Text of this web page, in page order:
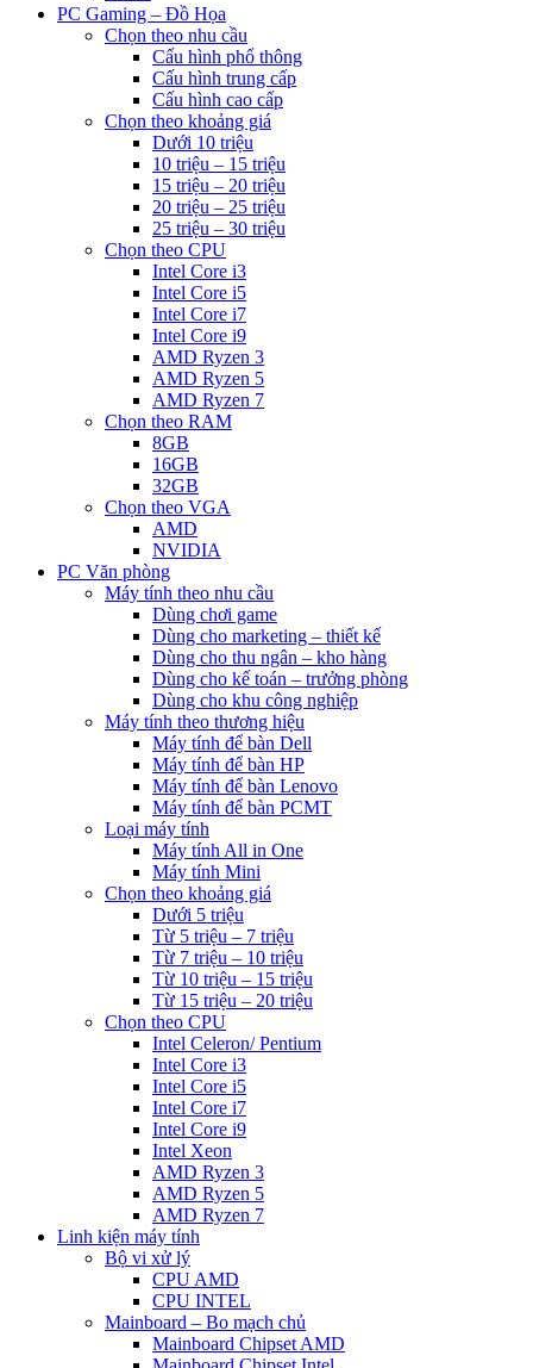
PC Gaming – Đồ Họa
Chọn theo nhu cầu
Cấu hình phổ thông
Cấu hình trung cấp
Cấu hình cao cấp
Chọn theo khoảng giá
Dưới 10 triệu
10 triệu – 15 triệu
15 triệu – 20 triệu
20 triệu – 25 triệu
25 triệu – 30 triệu
Chọn theo CPU
Intel Core i3
Intel Core i5
Intel Core i7
Intel Core i9
AMD Ryzen 3
AMD Ryzen 5
AMD Ryzen 7
Chọn theo RAM
8GB
16GB
32GB
Chọn theo VGA
AMD
NVIDIA
PC Văn phòng
Máy tính theo nhu cầu
Dùng chơi game
Dùng cho marketing – thiết kế
Dùng cho thu ngân – kho hàng
Dùng cho kế toán – trưởng phòng
Dùng cho khu công nghiệp
Máy tính theo thương hiệu
Máy tính để bàn Dell
Máy tính để bàn HP
Máy tính để bàn Lenovo
Máy tính để bàn PCMT
Loại máy tính
Máy tính All in One
Máy tính Mini
Chọn theo khoảng giá
Dưới 5 triệu
Từ 5 triệu – 7 triệu
Từ 7 triệu – 10 triệu
Từ 10 triệu – 15 triệu
Từ 15 triệu – 20 triệu
Chọn theo CPU
Intel Celeron/ Pentium
Intel Core i3
Intel Core i5
Intel Core i7
Intel Core i9
Intel Xeon
AMD Ryzen 3
AMD Ryzen 5
AMD Ryzen 7
Linh kiện máy tính
Bộ vi xử lý
CPU AMD
CPU INTEL
Mainboard – Bo mạch chủ
Mainboard Chipset AMD